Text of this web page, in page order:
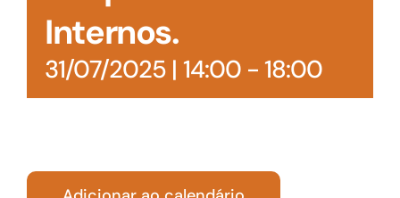
Internos.
31/07/2025 | 14:00- 18:00